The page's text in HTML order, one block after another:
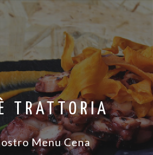
TRATTORIA
Menu Cena